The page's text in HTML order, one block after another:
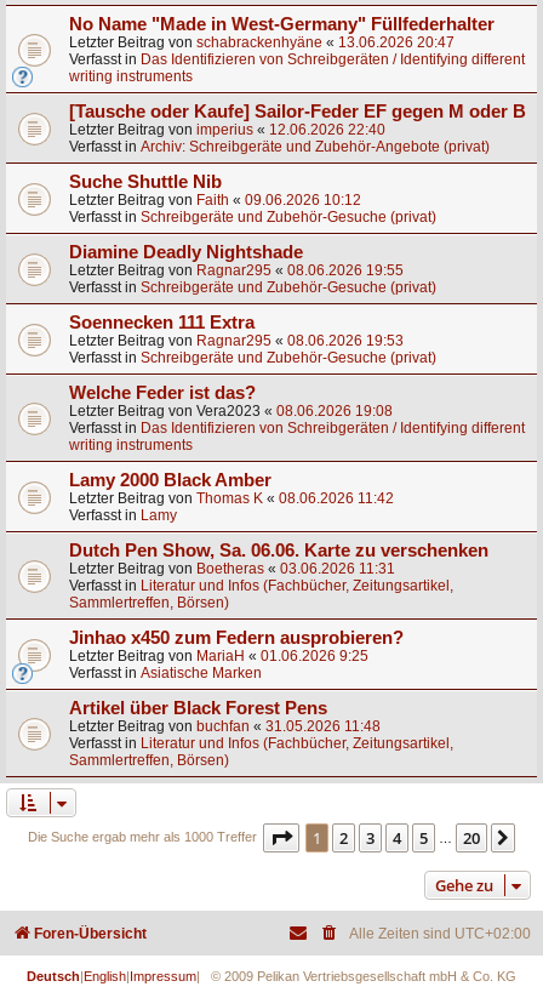
No Name "Made in West-Germany" Füllfederhalter
Letzter Beitrag von schabrackenhyäne « 13.06.2026 20:47
Verfasst in Das Identifizieren von Schreibgeräten / Identifying different
writing instruments
[Tausche oder Kaufe] Sailor-Feder EF gegen M oder B
Letzter Beitrag von imperius « 12.06.2026 22:40
Verfasst in Archiv: Schreibgeräte und Zubehör-Angebote (privat)
Suche Shuttle Nib
Letzter Beitrag von Faith « 09.06.2026 10:12
Verfasst in Schreibgeräte und Zubehör-Gesuche (privat)
Diamine Deadly Nightshade
Letzter Beitrag von Ragnar295 « 08.06.2026 19:55
Verfasst in Schreibgeräte und Zubehör-Gesuche (privat)
Soennecken 111 Extra
Letzter Beitrag von Ragnar295 « 08.06.2026 19:53
Verfasst in Schreibgeräte und Zubehör-Gesuche (privat)
Welche Feder ist das?
Letzter Beitrag von Vera2023 « 08.06.2026 19:08
Verfasst in Das Identifizieren von Schreibgeräten / Identifying different
writing instruments
Lamy 2000 Black Amber
Letzter Beitrag von Thomas K « 08.06.2026 11:42
Verfasst in Lamy
Dutch Pen Show, Sa. 06.06. Karte zu verschenken
Letzter Beitrag von Boetheras « 03.06.2026 11:31
Verfasst in Literatur und Infos (Fachbücher, Zeitungsartikel,
Sammlertreffen, Börsen)
Jinhao x450 zum Federn ausprobieren?
Letzter Beitrag von MariaH « 01.06.2026 9:25
Verfasst in Asiatische Marken
Artikel über Black Forest Pens
Letzter Beitrag von buchfan « 31.05.2026 11:48
Verfasst in Literatur und Infos (Fachbücher, Zeitungsartikel,
Sammlertreffen, Börsen)
Die Suche ergab mehr als 1000 Treffer Seite 1von 20
1 2 3 4 5 … 20
Gehe zu
Foren-Übersicht Alle Zeiten sind UTC+02:00
Deutsch English Impressum | © 2009 Pelikan Vertriebsgesellschaft mbH & Co. KG